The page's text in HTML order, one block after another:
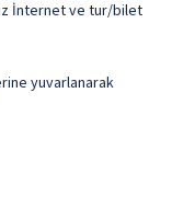
İnternet ve tur/bilet
yuvarlanarak